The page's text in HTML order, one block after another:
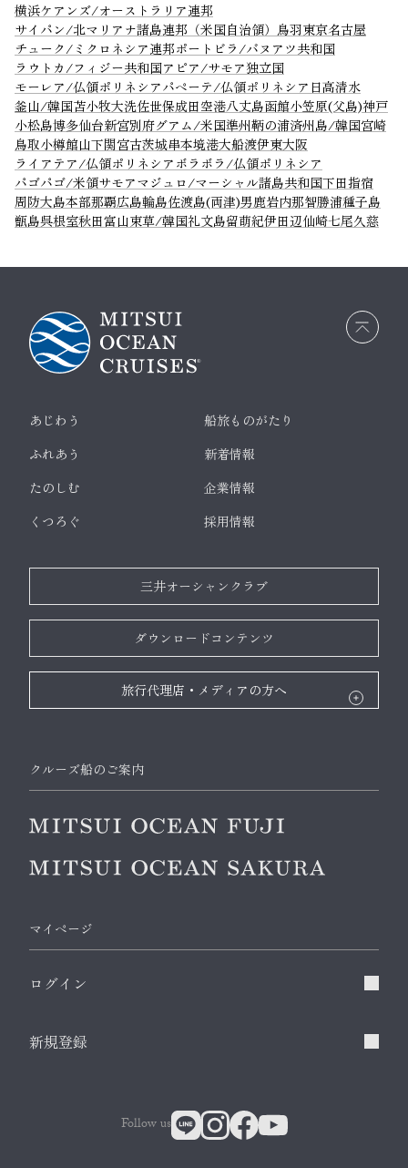
横浜ケアンズ/オーストラリア連邦
サイパン/北マリアナ諸島連邦（米国自治領） 鳥羽東京名古屋
チューク/ミクロネシア連邦ポートビラ/バヌアツ共和国
ラウトカ/フィジー共和国アピア/サモア独立国
モーレア/仏領ポリネシアパペーテ/仏領ポリネシア 日高清水
釜山/韓国苫小牧大洗佐世保成田空港八丈島函館小笠原(父島)神戸
小松島博多仙台新宮別府グアム/米国準州鞆の浦済州島/韓国宮崎
鳥取小樽館山下関宮古茨城串本境港大船渡伊東大阪
ライアテア/仏領ポリネシア ボラボラ/仏領ポリネシア
パゴパゴ/米領サモアマジュロ/マーシャル諸島共和国下田指宿
周防大島本部那覇広島輪島佐渡島(両津)男鹿岩内那智勝浦種子島
甑島呉根室秋田富山束草/韓国礼文島留萌紀伊田辺仙崎七尾久慈
画面
最上
あじわう
ふれあう
たのしむ
くつろぐ
船旅ものがたり
新着情報
企業情報
採用情報
三井オーシャンクラブ
ダウンロードコンテンツ
旅行代理店・メディアの方へ
クルーズ船のご案内
マイページ
ログイン
新規登録
Follow us